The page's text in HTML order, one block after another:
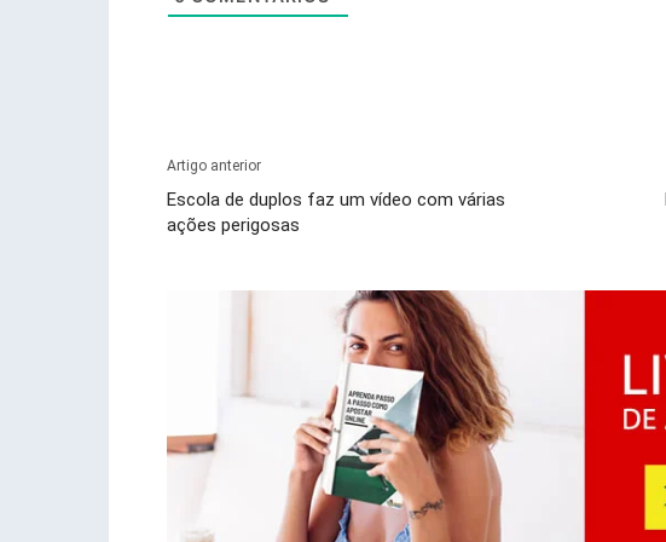
Artigo anterior
Escola de duplos faz um vídeo com várias
ações perigosas